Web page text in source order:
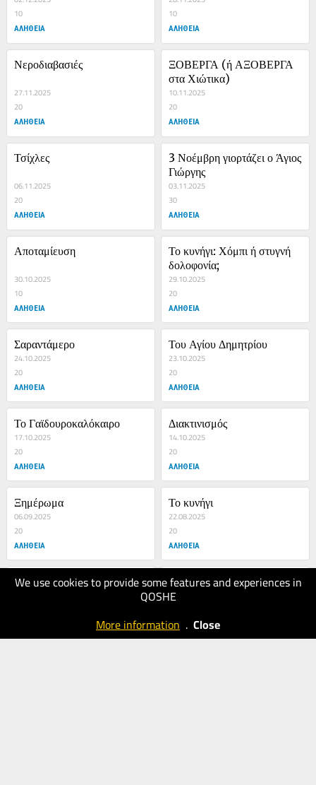
We use cookies to provide some features and experiences in
QOSHE
More information . Close
10
ΑΛΗΘΕΙΑ
10
ΑΛΗΘΕΙΑ
Νεροδιαβασιές
27.11.2025
20
ΑΛΗΘΕΙΑ
ΞΟΒΕΡΓΑ (ή ΑΞΟΒΕΡΓΑ
στα Χιώτικα)
10.11.2025
20
ΑΛΗΘΕΙΑ
Τσίχλες
06.11.2025
20
ΑΛΗΘΕΙΑ
3 Νοέμβρη γιορτάζει ο Άγιος
Γιώργης
03.11.2025
30
ΑΛΗΘΕΙΑ
Αποταμίευση
30.10.2025
10
ΑΛΗΘΕΙΑ
Το κυνήγι: Χόμπι ή στυγνή
δολοφονία;
29.10.2025
20
ΑΛΗΘΕΙΑ
Σαραντάμερο
24.10.2025
20
ΑΛΗΘΕΙΑ
Του Αγίου Δημητρίου
23.10.2025
20
ΑΛΗΘΕΙΑ
Το Γαϊδουροκαλόκαιρο
17.10.2025
20
ΑΛΗΘΕΙΑ
Διακτινισμός
14.10.2025
20
ΑΛΗΘΕΙΑ
Ξημέρωμα
06.09.2025
20
ΑΛΗΘΕΙΑ
Το κυνήγι
22.08.2025
20
ΑΛΗΘΕΙΑ
Μερομήνια
Γονείς
10.07.2025
ΑΛΗΘΕΙΑ